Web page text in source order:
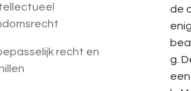
recht en
de
g.